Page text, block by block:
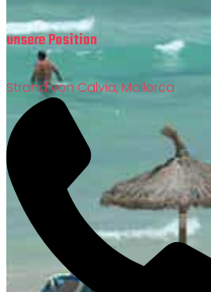
unsere Position
Strand von Calvia, Mallorca